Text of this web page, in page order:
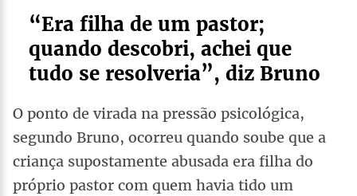
“Era filha de um pastor;
quando descobri, achei que
tudo se resolveria”, diz Bruno
O ponto de virada na pressão psicológica,
segundo Bruno, ocorreu quando soube que a
criança supostamente abusada era filha do
próprio pastor com quem havia tido um